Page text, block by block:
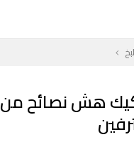
كيك هش نصائح من